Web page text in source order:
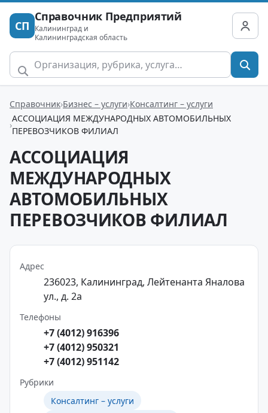
СП
Справочник Предприятий
Калининград и
Калининградская область
Справочник Бизнес – услуги Консалтинг – услуги
АССОЦИАЦИЯ МЕЖДУНАРОДНЫХ АВТОМОБИЛЬНЫХ
ПЕРЕВОЗЧИКОВ ФИЛИАЛ
АССОЦИАЦИЯ
МЕЖДУНАРОДНЫХ
АВТОМОБИЛЬНЫХ
ПЕРЕВОЗЧИКОВ ФИЛИАЛ
Адрес
236023, Калининград, Лейтенанта Яналова
ул., д. 2а
Телефоны
+7 (4012) 916396
+7 (4012) 950321
+7 (4012) 951142
Рубрики
Консалтинг – услуги